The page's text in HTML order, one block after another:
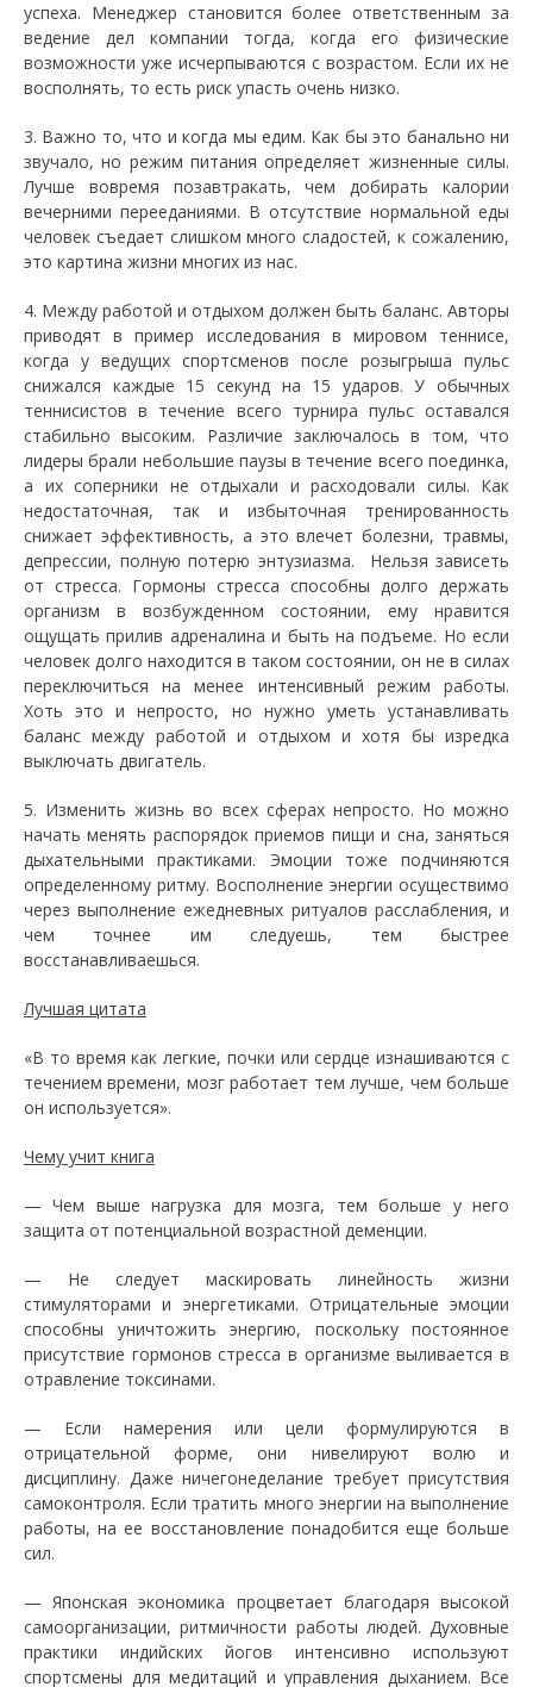
успеха. Менеджер становится более ответственным за
ведение дел компании тогда, когда его физические
возможности уже исчерпываются с возрастом. Если их не
восполнять, то есть риск упасть очень низко.
3. Важно то, что и когда мы едим. Как бы это банально ни
звучало, но режим питания определяет жизненные силы.
Лучше вовремя позавтракать, чем добирать калории
вечерними перееданиями. В отсутствие нормальной еды
человек съедает слишком много сладостей, к сожалению,
это картина жизни многих из нас.
4. Между работой и отдыхом должен быть баланс. Авторы
приводят в пример исследования в мировом теннисе,
когда у ведущих спортсменов после розыгрыша пульс
снижался каждые 15 секунд на 15 ударов. У обычных
теннисистов в течение всего турнира пульс оставался
стабильно высоким. Различие заключалось в том, что
лидеры брали небольшие паузы в течение всего поединка,
а их соперники не отдыхали и расходовали силы. Как
недостаточная, так и избыточная тренированность
снижает эффективность, а это влечет болезни, травмы,
депрессии, полную потерю энтузиазма. Нельзя зависеть
от стресса. Гормоны стресса способны долго держать
организм в возбужденном состоянии, ему нравится
ощущать прилив адреналина и быть на подъеме. Но если
человек долго находится в таком состоянии, он не в силах
переключиться на менее интенсивный режим работы.
Хоть это и непросто, но нужно уметь устанавливать
баланс между работой и отдыхом и хотя бы изредка
выключать двигатель.
5. Изменить жизнь во всех сферах непросто. Но можно
начать менять распорядок приемов пищи и сна, заняться
дыхательными практиками. Эмоции тоже подчиняются
определенному ритму. Восполнение энергии осуществимо
через выполнение ежедневных ритуалов расслабления, и
чем точнее им следуешь, тем быстрее
восстанавливаешься.
Лучшая цитата
«В то время как легкие, почки или сердце изнашиваются с
течением времени, мозг работает тем лучше, чем больше
он используется».
Чему учит книга
— Чем выше нагрузка для мозга, тем больше у него
защита от потенциальной возрастной деменции.
— Не следует маскировать линейность жизни
стимуляторами и энергетиками. Отрицательные эмоции
способны уничтожить энергию, поскольку постоянное
присутствие гормонов стресса в организме выливается в
отравление токсинами.
— Если намерения или цели формулируются в
отрицательной форме, они нивелируют волю и
дисциплину. Даже ничегонеделание требует присутствия
самоконтроля. Если тратить много энергии на выполнение
работы, на ее восстановление понадобится еще больше
сил.
— Японская экономика процветает благодаря высокой
самоорганизации, ритмичности работы людей. Духовные
практики индийских йогов интенсивно используют
спортсмены для медитаций и управления дыханием. Все